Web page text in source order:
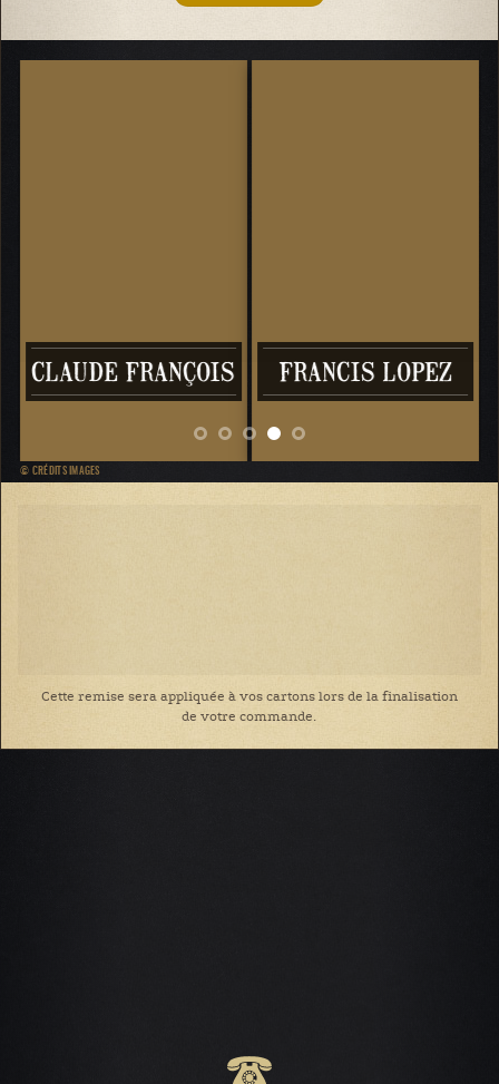
CLAUDE FRANÇOIS FRANCIS LOPEZ
© CRÉDITS IMAGES
Cette remise sera appliquée à vos cartons lors de la finalisation
de votre commande.